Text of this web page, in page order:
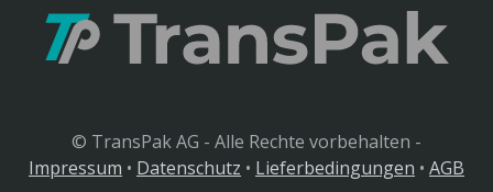
© TransPak AG - Alle Rechte vorbehalten -
Impressum • Datenschutz • Lieferbedingungen • AGB